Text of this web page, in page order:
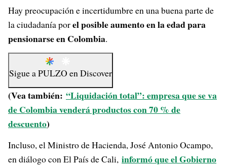
Hay preocupación e incertidumbre en una buena parte de
la ciudadanía porel posible aumento en la edad para
pensionarse en Colombia.
Sigue aPULZO enDiscover
(Vea también: “Liquidación total”: empresa que se va
de Colombia venderá productos con 70 % de
descuento)
Incluso, el Ministro de Hacienda, José Antonio Ocampo,
en diálogo con El País de Cali, informó que el Gobierno